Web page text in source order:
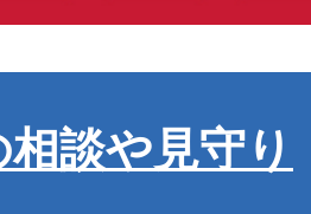
談や見守り